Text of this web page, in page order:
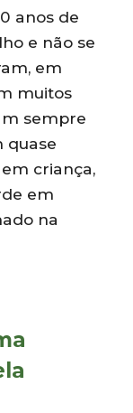
anos de
e não se
em
muitos
sempre
quase
criança,
em
na